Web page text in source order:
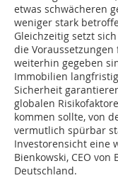
etwas schwächeren
weniger stark
Gleichzeitig setzt
die
weiterhin gegeben
Immobilien
Sicherheit
globalen
kommen sollte, von
vermutlich spürbar
Investorensicht eine
Bienkowski, CEO von
Deutschland.